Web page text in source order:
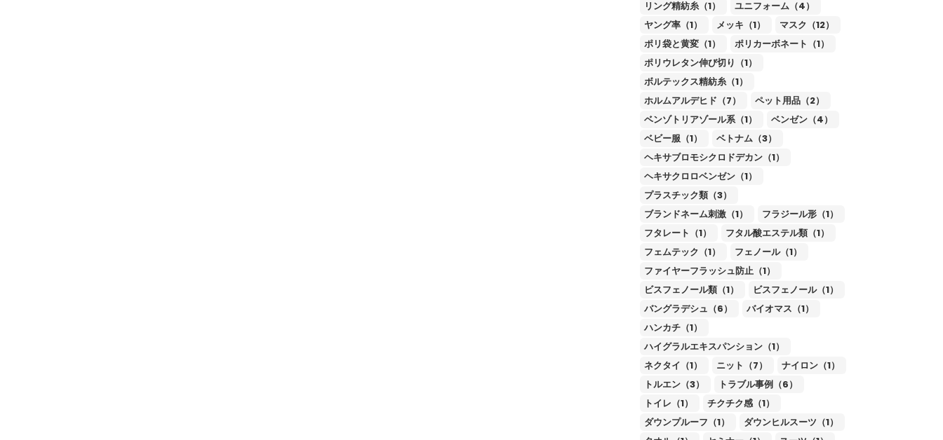
リング精紡糸（1）
ユニフォーム（4）
ヤング率（1）
メッキ（1）
マスク（12）
ポリ袋と黄変（1）
ポリカーボネート（1）
ポリウレタン伸び切り（1）
ボルテックス精紡糸（1）
ホルムアルデヒド（7）
ペット用品（2）
ベンゾトリアゾール系（1）
ベンゼン（4）
ベビー服（1）
ベトナム（3）
ヘキサブロモシクロドデカン（1）
ヘキサクロロベンゼン（1）
プラスチック類（3）
ブランドネーム刺激（1）
フラジール形（1）
フタレート（1）
フタル酸エステル類（1）
フェムテック（1）
フェノール（1）
ファイヤーフラッシュ防止（1）
ビスフェノール類（1）
ビスフェノール（1）
バングラデシュ（6）
バイオマス（1）
ハンカチ（1）
ハイグラルエキスパンション（1）
ネクタイ（1）
ニット（7）
ナイロン（1）
トルエン（3）
トラブル事例（6）
トイレ（1）
チクチク感（1）
ダウンプルーフ（1）
ダウンヒルスーツ（1）